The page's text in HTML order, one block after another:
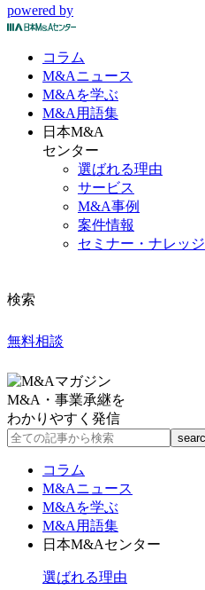
powered by
コラム
M&Aニュース
M&Aを学ぶ
M&A 用語集
日本M&A
センター
選ばれる理由
サービス
M&A事例
案件情報
セミナー・ナレッジ
検索
無料相談
M&A・事業承継を
わかりやすく発信
コラム
M&Aニュース
M&Aを学ぶ
M&A用語集
日本M&Aセンター
選ばれる理由